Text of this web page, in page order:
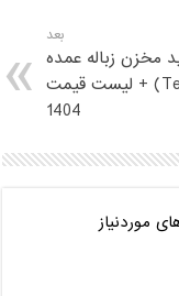
بعد
مخزن زباله عمده
(Tehran) + لیست قیمت
1404
موردنیاز